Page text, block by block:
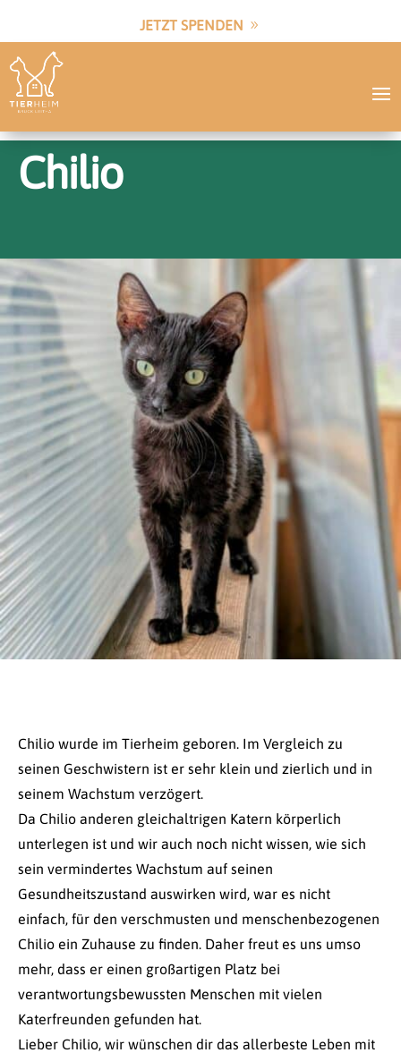
JETZT SPENDEN
Chilio
Chilio wurde im Tierheim geboren. Im Vergleich zu
seinen Geschwistern ist er sehr klein und zierlich und in
seinem Wachstum verzögert.
Da Chilio anderen gleichaltrigen Katern körperlich
unterlegen ist und wir auch noch nicht wissen, wie sich
sein vermindertes Wachstum auf seinen
Gesundheitszustand auswirken wird, war es nicht
einfach, für den verschmusten und menschenbezogenen
Chilio ein Zuhause zu finden. Daher freut es uns umso
mehr, dass er einen großartigen Platz bei
verantwortungsbewussten Menschen mit vielen
Katerfreunden gefunden hat.
Lieber Chilio, wir wünschen dir das allerbeste Leben mit